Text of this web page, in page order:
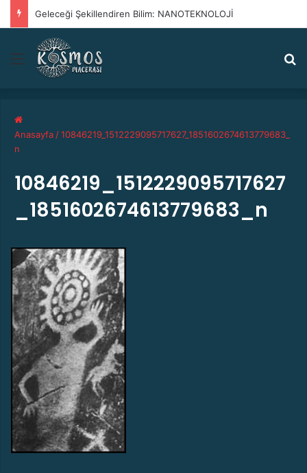
Geleceği Şekillendiren Bilim: NANOTEKNOLOJİ
Menü
Anasayfa /10846219_1512229095717627_1851602674613779683_
n
10846219_1512229095717627
_1851602674613779683_n